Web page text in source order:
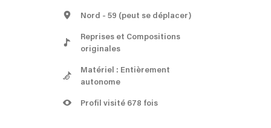
Nord - 59 (peut se déplacer)
Reprises et Compositions
originales
Matériel : Entièrement
autonome
Profil visité 678 fois